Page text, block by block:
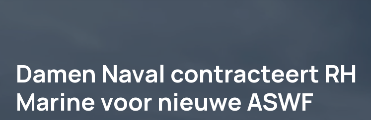
Damen Naval contracteert RH
Marine voor nieuwe ASWF